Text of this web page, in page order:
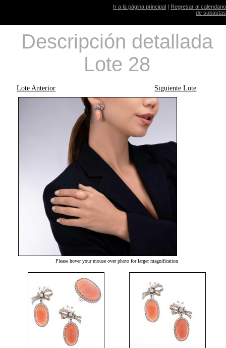
Ir a la página principal | Regresar al calendario
de subastas
Descripción detallada
Lote 28
Lote Anterior Siguiente Lote
Please hover your mouse over photo for larger magnification